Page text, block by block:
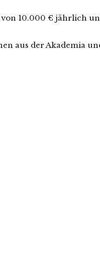
10.000 € jährlich
aus der Akademia